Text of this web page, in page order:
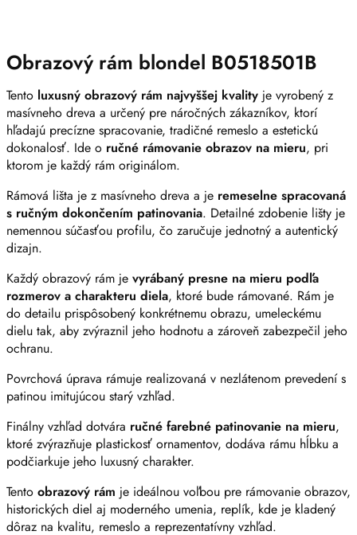
Obrazový rám blondel B0518501B
Tento luxusný obrazový rám najvyššej kvality je vyrobený z
masívneho dreva a určený pre náročných zákazníkov, ktorí
hľadajú precízne spracovanie, tradičné remeslo a estetickú
dokonalosť. Ide o ručné rámovanie obrazov na mieru, pri
ktorom je každý rám originálom.
Rámová lišta je z masívneho dreva a je remeselne spracovaná
s ručným dokončením patinovania. Detailné zdobenie lišty je
nemennou súčasťou profilu, čo zaručuje jednotný a autentický
dizajn.
Každý obrazový rám je vyrábaný presne na mieru podľa
rozmerov a charakteru diela, ktoré bude rámované. Rám je
do detailu prispôsobený konkrétnemu obrazu, umeleckému
dielu tak, aby zvýraznil jeho hodnotu a zároveň zabezpečil jeho
ochranu.
Povrchová úprava rámuje realizovaná v nezlátenom prevedení s
patinou imitujúcou starý vzhľad.
Finálny vzhľad dotvára ručné farebné patinovanie na mieru,
ktoré zvýrazňuje plastickosť ornamentov, dodáva rámu hĺbku a
podčiarkuje jeho luxusný charakter.
Tento obrazový rám je ideálnou voľbou pre rámovanie obrazov,
historických diel aj moderného umenia, replík, kde je kladený
dôraz na kvalitu, remeslo a reprezentatívny vzhľad.